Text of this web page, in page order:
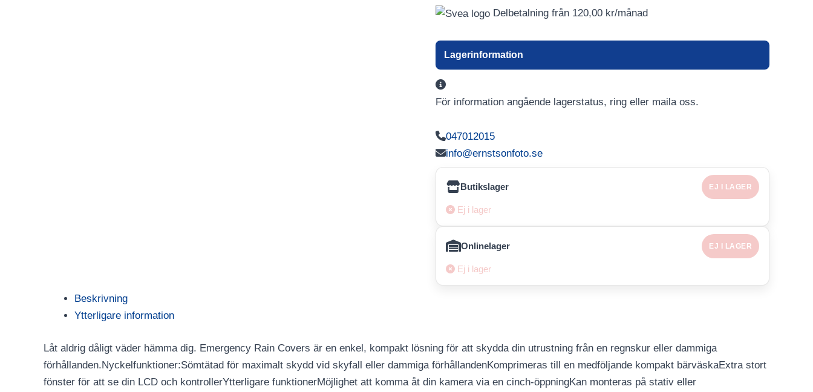
Delbetalning från 120,00 kr/månad
Lagerinformation
För information angående lagerstatus, ring eller maila oss.
047012015
info@ernstsonfoto.se
Butikslager EJ I LAGER
Ej i lager
Onlinelager EJ I LAGER
Ej i lager
Beskrivning
Ytterligare information
Låt aldrig dåligt väder hämma dig. Emergency Rain Covers är en enkel, kompakt lösning för att skydda din utrustning från en regnskur eller dammiga
förhållanden.Nyckelfunktioner:Sömtätad för maximalt skydd vid skyfall eller dammiga förhållandenKomprimeras till en medföljande kompakt bärväskaExtra stort
fönster för att se din LCD och kontrollerYtterligare funktionerMöjlighet att komma åt din kamera via en cinch-öppningKan monteras på stativ eller